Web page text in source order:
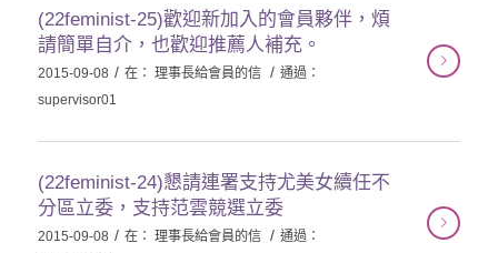
(22feminist-25)歡迎新加入的會員夥伴，煩
請簡單自介，也歡迎推薦人補充。
2015-09-08 / 在： 理事長給會員的信 / 通過：
supervisor01
(22feminist-24)懇請連署支持尤美女續任不
分區立委，支持范雲競選立委
2015-09-08 / 在： 理事長給會員的信 / 通過：